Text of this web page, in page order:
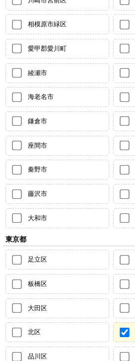
相模原市緑区
愛甲郡愛川町
綾瀬市
海老名市
鎌倉市
座間市
秦野市
藤沢市
大和市
東京都
足立区
板橋区
大田区
北区
品川区